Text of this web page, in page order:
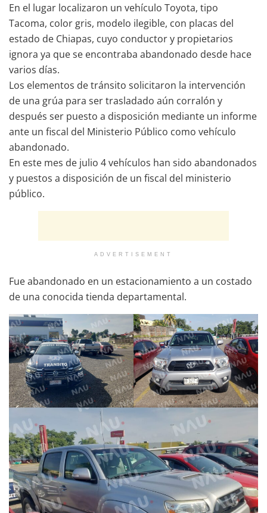
En el lugar localizaron un vehículo Toyota, tipo
Tacoma, color gris, modelo ilegible, con placas del
estado de Chiapas, cuyo conductor y propietarios
ignora ya que se encontraba abandonado desde hace
varios días.
Los elementos de tránsito solicitaron la intervención
de una grúa para ser trasladado aún corralón y
después ser puesto a disposición mediante un informe
ante un fiscal del Ministerio Público como vehículo
abandonado.
En este mes de julio 4 vehículos han sido abandonados
y puestos a disposición de un fiscal del ministerio
público.
ADVERTISEMENT
Fue abandonado en un estacionamiento a un costado
de una conocida tienda departamental.